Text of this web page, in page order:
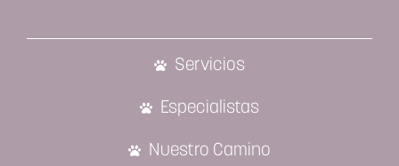
Servicios
Especialistas
Nuestro Camino